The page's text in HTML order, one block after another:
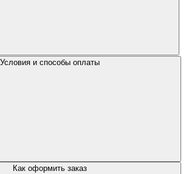
Условия и способы оплаты
Как оформить заказ